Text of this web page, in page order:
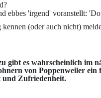
ebbes 'irgend' voranstellt:
(oder auch nicht)
gibt es wahrscheinlich im
von Poppenweiler ein
und Zufriedenheit.